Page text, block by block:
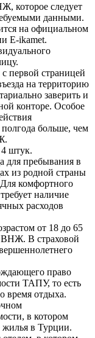
которое следует
данными.
на официальном
E-ikamet.
первой страницей
на территорию
заверить и
конторе. Особое
больше, чем
4 штук.
для пребывания в
из родной страны
комфортного
наличие
расходов
от 18 до 65
ВНЖ. В страховой
право
ТАПУ, то есть
время отдыха.
в котором
жилья в Турции.